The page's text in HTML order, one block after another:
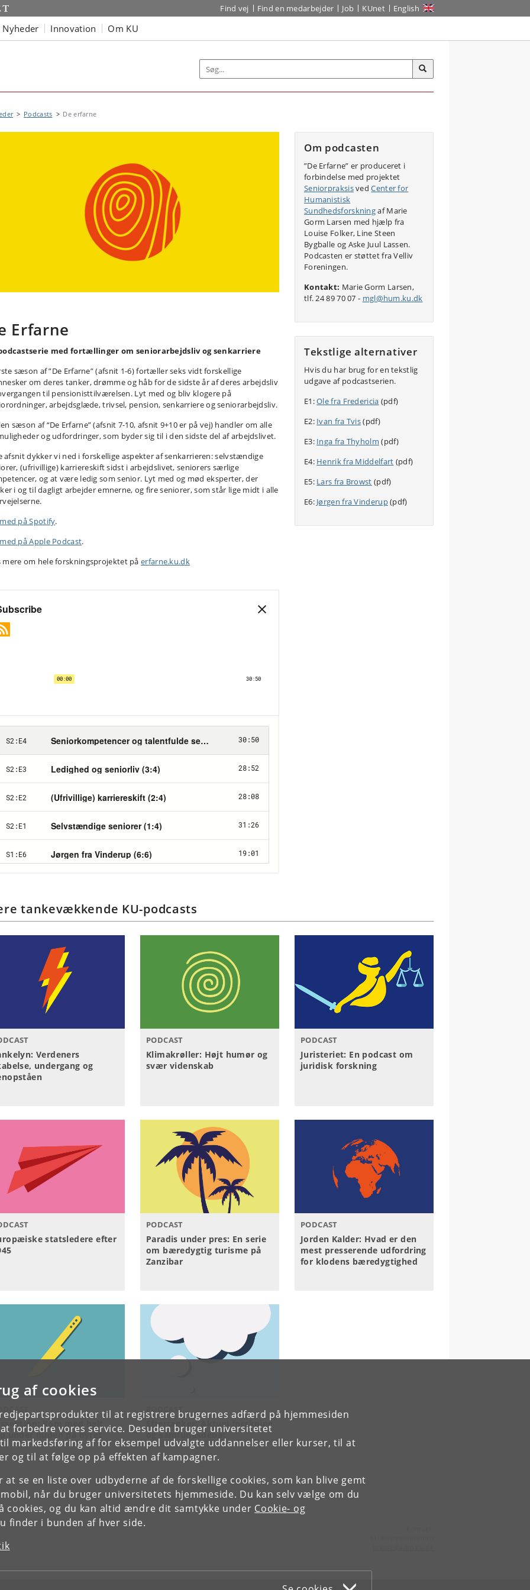
af cookies
til at registrere brugernes adfærd på hjemmesiden
forbedre vores service. Desuden bruger universitetet
markedsføring af for eksempel udvalgte uddannelser eller kurser, til at
og til at følge op på effekten af kampagner.
at se en liste over udbyderne af de forskellige cookies, som kan blive gemt
når du bruger universitetets hjemmeside. Du kan selv vælge om du
cookies, og du kan altid ændre dit samtykke under Cookie- og
finder i bunden af hver side.
Find vej Find en medarbejder Job KUnet English
Nyheder Innovation Om KU
Podcasts De erfarne
Erfarne
med fortællinger om seniorarbejdsliv og senkarriere
sæson af ”De Erfarne” (afsnit 1-6) fortæller seks vidt forskellige
om deres tanker, drømme og håb for de sidste år af deres arbejdsliv
til pensionisttilværelsen. Lyt med og bliv klogere på
arbejdsglæde, trivsel, pension, senkarriere og seniorarbejdsliv.
sæson af “De Erfarne” (afsnit 7-10, afsnit 9+10 er på vej) handler om alle
og udfordringer, som byder sig til i den sidste del af arbejdslivet.
afsnit dykker vi ned i forskellige aspekter af senkarrieren: selvstændige
(ufrivillige) karriereskift sidst i arbejdslivet, seniorers særlige
og at være ledig som senior. Lyt med og mød eksperter, der
i og til dagligt arbejder emnerne, og fire seniorer, som står lige midt i alle
på Spotify.
på Apple Podcast.
mere om hele forskningsprojektet påerfarne.ku.dk
Om podcasten
”De Erfarne” er produceret i
forbindelse med projektet
SeniorpraksisvedCenter for
Humanistisk
Sundhedsforskningaf Marie
Gorm Larsen med hjælp fra
Louise Folker, Line Steen
Bygballe og Aske Juul Lassen.
Podcasten er støttet fra Velliv
Foreningen.
Kontakt: Marie Gorm Larsen,
tlf. 24 89 70 07 - mgl@hum.ku.dk
Tekstlige alternativer
Hvis du har brug for en tekstlig
udgave af podcastserien.
E1:Ole fra Fredericia (pdf)
E2: Ivan fra Tvis(pdf)
E3: Inga fra Thyholm (pdf)
E4: Henrik fra Middelfart (pdf)
E5: Lars fra Browst (pdf)
E6: Jørgen fra Vinderup(pdf)
tankevækkende KU-podcasts
Verdeners
undergang og
statsledere efter
Kom med helt
under huden på dyret
PODCAST
Klimakrøller: Højt humør og
svær videnskab
PODCAST
Paradis under pres: En serie
om bæredygtig turisme på
Zanzibar
PODCAST
Eftertanker: Aktuel forskning
og samfundsdebat
PODCAST
Juristeriet: En podcast om
juridisk forskning
PODCAST
Jorden Kalder: Hvad er den
mest presserende udfordring
for klodens bæredygtighed